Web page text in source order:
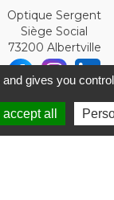
Optique Sergent
Siège Social
73200 Albertville
2026 - SIRET
gives you
all